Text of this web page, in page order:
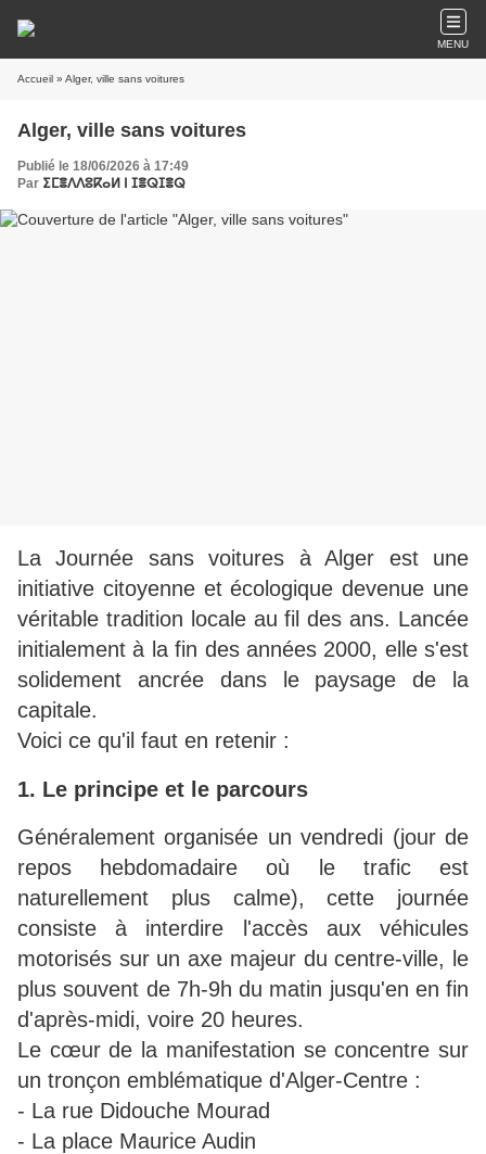
MENU
Accueil » Alger, ville sans voitures
Alger, ville sans voitures
Publié le 18/06/2026 à 17:49
Par ⵉⵎⴻⴷⴷⵓⴽⴰⵍ ⵏ ⵊⴻⵕⵊⴻⵕ
La Journée sans voitures à Alger est une
initiative citoyenne et écologique devenue une
véritable tradition locale au fil des ans. Lancée
initialement à la fin des années 2000, elle s'est
solidement ancrée dans le paysage de la
capitale.
Voici ce qu'il faut en retenir :
1. Le principe et le parcours
Généralement organisée un vendredi (jour de
repos hebdomadaire où le trafic est
naturellement plus calme), cette journée
consiste à interdire l'accès aux véhicules
motorisés sur un axe majeur du centre-ville, le
plus souvent de 7h-9h du matin jusqu'en en fin
d'après-midi, voire 20 heures.
Le cœur de la manifestation se concentre sur
un tronçon emblématique d'Alger-Centre :
- La rue Didouche Mourad
- La place Maurice Audin